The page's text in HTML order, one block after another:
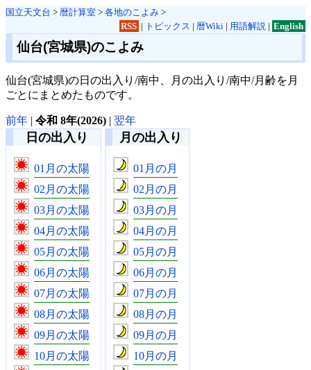
国立天文台 > 暦計算室 > 各地のこよみ >
RSS | トピックス | 暦Wiki| 用語解説| English
仙台(宮城県)のこよみ
仙台(宮城県)の日の出入り/南中、月の出入り/南中/月齢を月
ごとにまとめたものです。
前年 | 令和 8年(2026) | 翌年
日の出入り
01月の太陽
02月の太陽
03月の太陽
04月の太陽
05月の太陽
06月の太陽
07月の太陽
08月の太陽
09月の太陽
10月の太陽
月の出入り
01月の月
02月の月
03月の月
04月の月
05月の月
06月の月
07月の月
08月の月
09月の月
10月の月